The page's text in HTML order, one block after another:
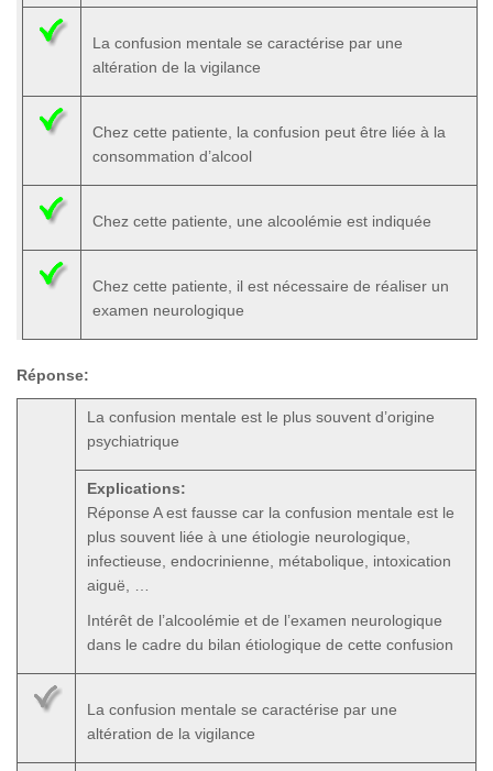
La confusion mentale se caractérise par une
altération de la vigilance
Chez cette patiente, la confusion peut être liée à la
consommation d’alcool
Chez cette patiente, une alcoolémie est indiquée
Chez cette patiente, il est nécessaire de réaliser un
examen neurologique
Réponse:
La confusion mentale est le plus souvent d’origine
psychiatrique
Explications:
Réponse A est fausse car la confusion mentale est le
plus souvent liée à une étiologie neurologique,
infectieuse, endocrinienne, métabolique, intoxication
aiguë, …
Intérêt de l’alcoolémie et de l’examen neurologique
dans le cadre du bilan étiologique de cette confusion
La confusion mentale se caractérise par une
altération de la vigilance